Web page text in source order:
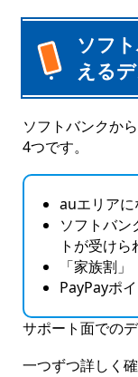
ソフ
える
ソフトバンクか
4つです。
auエリア
ソフトバン
トが受けら
「家族割
PayPayポ
サポート面での
一つずつ詳しく